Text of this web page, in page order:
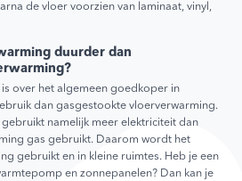
de vloer voorzien van laminaat, vinyl,
duurder dan
over het algemeen goedkoper in
dan gasgestookte vloerverwarming.
namelijk meer elektriciteit dan
gas gebruikt. Daarom wordt het
gebruikt en in kleine ruimtes. Heb je een
en zonnepanelen? Dan kan je